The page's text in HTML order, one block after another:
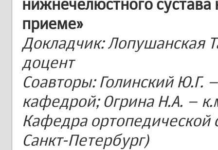
нижнечелюстного
приеме»
Докладчик: Лопушанская
доцент
Соавторы: Голинский Ю.Г.
кафедрой; Огрина Н.А. –
Кафедра ортопедической
Санкт-Петербург)